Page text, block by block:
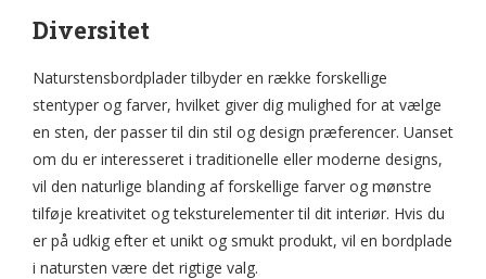
Diversitet
Naturstensbordplader tilbyder en række forskellige
stentyper og farver, hvilket giver dig mulighed for at vælge
en sten, der passer til din stil og design præferencer. Uanset
om du er interesseret i traditionelle eller moderne designs,
vil den naturlige blanding af forskellige farver og mønstre
tilføje kreativitet og teksturelementer til dit interiør. Hvis du
er på udkig efter et unikt og smukt produkt, vil en bordplade
i natursten være det rigtige valg.